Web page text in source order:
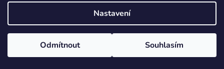
Nastavení
Odmítnout Souhlasím
. Všechna práva vyhrazena.